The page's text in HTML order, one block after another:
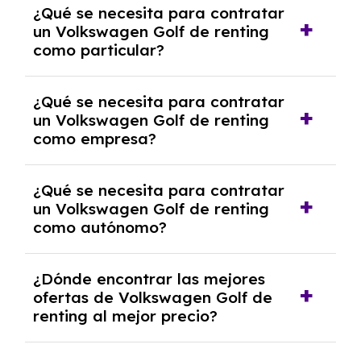
pero puede haber penalizaciones por
cancelación anticipada. Es importante revisar
las condiciones del contrato y hablar con un
experto que te asesore.
¿Qué se necesita para contratar
un Volkswagen Golf de renting
como particular?
y, en algunos casos, una consulta de solvencia
crediticia y un pago inicial.
¿Qué se necesita para contratar
un Volkswagen Golf de renting
como empresa?
documentación financiera y, en algunos
casos, un informe de solvencia de la empresa
y un pago inicial.
¿Qué se necesita para contratar
un Volkswagen Golf de renting
como autónomo?
autónomos, justificante de ingresos y, en
algunos casos, un informe fiscal y un pago
inicial.
¿Dónde encontrar las mejores
ofertas de Volkswagen Golf de
renting al mejor precio?